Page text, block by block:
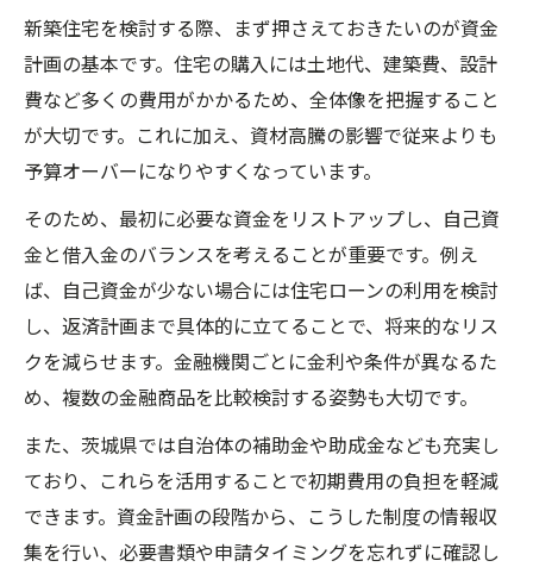
新築住宅を検討する際、まず押さえておきたいのが資金
計画の基本です。住宅の購入には土地代、建築費、設計
費など多くの費用がかかるため、全体像を把握すること
が大切です。これに加え、資材高騰の影響で従来よりも
予算オーバーになりやすくなっています。
そのため、最初に必要な資金をリストアップし、自己資
金と借入金のバランスを考えることが重要です。例え
ば、自己資金が少ない場合には住宅ローンの利用を検討
し、返済計画まで具体的に立てることで、将来的なリス
クを減らせます。金融機関ごとに金利や条件が異なるた
め、複数の金融商品を比較検討する姿勢も大切です。
また、茨城県では自治体の補助金や助成金なども充実し
ており、これらを活用することで初期費用の負担を軽減
できます。資金計画の段階から、こうした制度の情報収
集を行い、必要書類や申請タイミングを忘れずに確認し